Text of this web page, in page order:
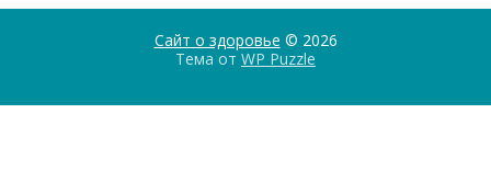
Сайт о здоровье © 2026
Тема от WP Puzzle